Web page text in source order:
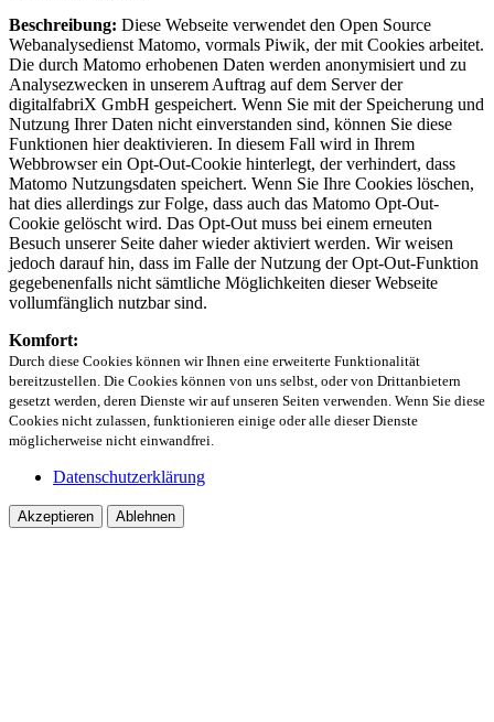
Beschreibung: Diese Webseite verwendet den Open Source
Webanalysedienst Matomo, vormals Piwik, der mit Cookies arbeitet.
Die durch Matomo erhobenen Daten werden anonymisiert und zu
Analysezwecken in unserem Auftrag auf dem Server der
digitalfabriX GmbH gespeichert. Wenn Sie mit der Speicherung und
Nutzung Ihrer Daten nicht einverstanden sind, können Sie diese
Funktionen hier deaktivieren. In diesem Fall wird in Ihrem
Webbrowser ein Opt-Out-Cookie hinterlegt, der verhindert, dass
Matomo Nutzungsdaten speichert. Wenn Sie Ihre Cookies löschen,
hat dies allerdings zur Folge, dass auch das Matomo Opt-Out-
Cookie gelöscht wird. Das Opt-Out muss bei einem erneuten
Besuch unserer Seite daher wieder aktiviert werden. Wir weisen
jedoch darauf hin, dass im Falle der Nutzung der Opt-Out-Funktion
gegebenenfalls nicht sämtliche Möglichkeiten dieser Webseite
vollumfänglich nutzbar sind.
Komfort:
Durch diese Cookies können wir Ihnen eine erweiterte Funktionalität
bereitzustellen. Die Cookies können von uns selbst, oder von Drittanbietern
gesetzt werden, deren Dienste wir auf unseren Seiten verwenden. Wenn Sie diese
Cookies nicht zulassen, funktionieren einige oder alle dieser Dienste
möglicherweise nicht einwandfrei.
Datenschutzerklärung
Akzeptieren Ablehnen